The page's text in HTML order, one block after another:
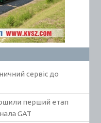
сервіс до
перший етап
GAT